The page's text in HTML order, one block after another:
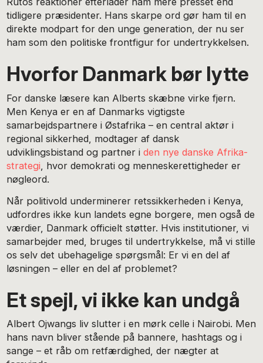
tidligere præsidenter. Hans skarpe ord gør ham til en
direkte modpart for den unge generation, der nu ser
ham som den politiske frontfigur for undertrykkelsen.
Hvorfor Danmark bør lytte
For danske læsere kan Alberts skæbne virke fjern.
Men Kenya er en af Danmarks vigtigste
samarbejdspartnere i Østafrika – en central aktør i
regional sikkerhed, modtager af dansk
udviklingsbistand og partner iden nye danske Afrika-
strategi, hvor demokrati og menneskerettigheder er
nøgleord.
Når politivold underminerer retssikkerheden i Kenya,
udfordres ikke kun landets egne borgere, men også de
værdier, Danmark officielt støtter. Hvis institutioner, vi
samarbejder med, bruges til undertrykkelse, må vi stille
os selv det ubehagelige spørgsmål: Er vi en del af
løsningen – eller en del af problemet?
Et spejl, vi ikke kan undgå
Albert Ojwangs liv slutter i en mørk celle i Nairobi. Men
hans navn bliver stående på bannere, hashtags og i
sange – et råb om retfærdighed, der nægter at